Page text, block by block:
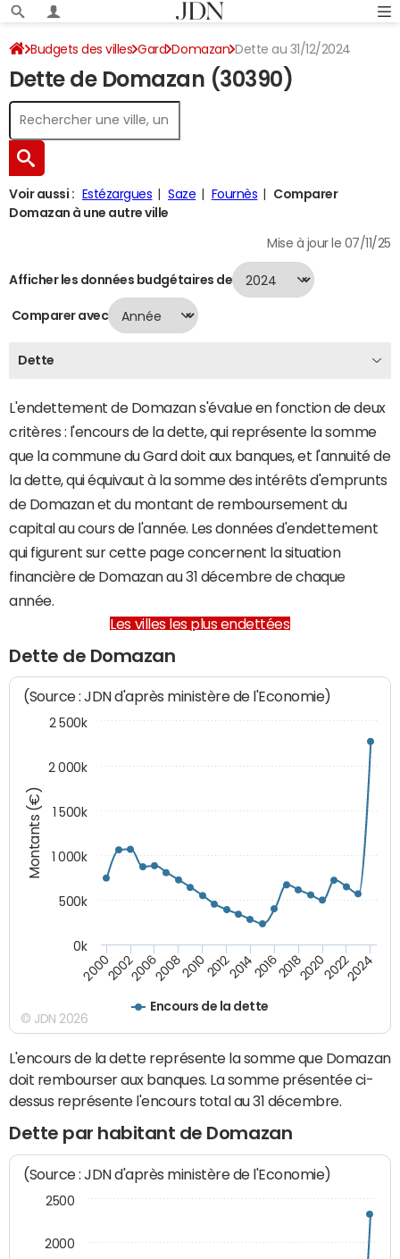
Budgets des villes Gard Domazan Dette au 31/12/2024
Dette de Domazan (30390)
Voir aussi : Estézargues Saze Fournès
Comparer
Domazan à une autre ville
Mise à jour le 07/11/25
Afficher les données budgétaires de
Comparer avec
Dette
L'endettement de Domazan s'évalue en fonction de deux
critères : l'encours de la dette, qui représente la somme
que la commune du Gard doit aux banques, et l'annuité de
la dette, qui équivaut à la somme des intérêts d'emprunts
de Domazan et du montant de remboursement du
capital au cours de l'année. Les données d'endettement
qui figurent sur cette page concernent la situation
financière de Domazan au 31 décembre de chaque
année.
Les villes les plus endettées
Dette de Domazan
Montants (€)
(Source : JDN d'après ministère de l'Economie)
Encours de la dette
200020022006200820102012201420162018202020222024
0k
500k
1 000k
1 500k
2 000k
2 500k
© JDN 2026
L'encours de la dette représente la somme que Domazan
doit rembourser aux banques. La somme présentée ci-
dessus représente l'encours total au 31 décembre.
Dette par habitant de Domazan
(Source : JDN d'après ministère de l'Economie)
2000
2500